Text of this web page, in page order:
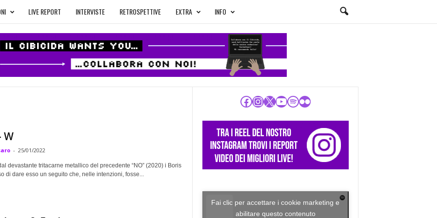
LIVE REPORT INTERVISTE RETROSPETTIVE EXTRA INFO
W
- 25/01/2022
devastante tritacarne metallico del precedente “NO” (2020) i Boris
di dare esso un seguito che, nelle intenzioni, fosse...
Facebook InstagramX YouTube Spotify Flickr
Fai clic per accettare i cookie marketing e
abilitare questo contenuto